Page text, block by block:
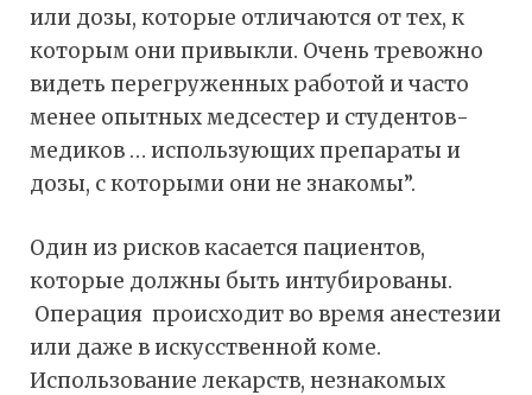
или дозы, которые отличаются от тех, к
которым они привыкли. Очень тревожно
видеть перегруженных работой и часто
менее опытных медсестер и студентов-
медиков … использующих препараты и
дозы, с которыми они не знакомы”.
Один из рисков касается пациентов,
которые должны быть интубированы.
Операция происходит во время анестезии
или даже в искусственной коме.
Использование лекарств, незнакомых